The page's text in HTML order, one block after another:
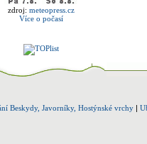
zdroj: meteopress.cz
Více o počasí
Beskydy, Javorníky, Hostýnské vrchy |